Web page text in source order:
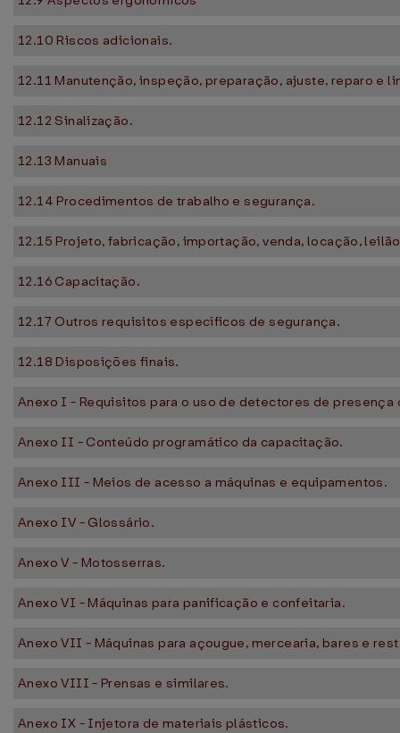
12.10 Riscos adicionais.
12.11 Manutenção, inspeção, preparação, ajuste, reparo e
12.12 Sinalização.
12.13 Manuais
12.14 Procedimentos de trabalho e segurança.
12.15 Projeto, fabricação, importação, venda, locação,
12.16 Capacitação.
12.17 Outros requisitos específicos de segurança.
12.18 Disposições finais.
Anexo I - Requisitos para o uso de detectores de
Anexo II - Conteúdo programático da capacitação.
Anexo III - Meios de acesso a máquinas e equipamentos.
Anexo IV - Glossário.
Anexo V - Motosserras.
Anexo VI - Máquinas para panificação e confeitaria.
Anexo VII - Máquinas para açougue, mercearia, bares e
Anexo VIII - Prensas e similares.
Anexo IX - Injetora de materiais plásticos.